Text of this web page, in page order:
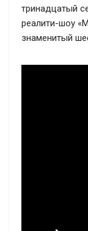
тринадцатый
реалити-шоу
знаменитый